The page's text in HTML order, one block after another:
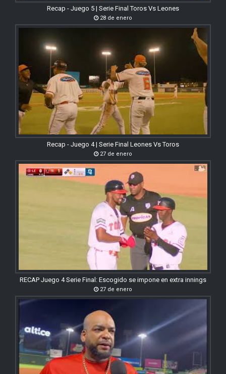
Recap - Juego 5 | Serie Final Toros Vs Leones
28 de enero
Recap - Juego 4 | Serie Final Leones Vs Toros
27 de enero
RECAP Juego 4 Serie Final: Escogido se impone en extra innings
27 de enero